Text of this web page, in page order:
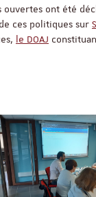
ouvertes ont été
ces politiques sur
le DOAJ